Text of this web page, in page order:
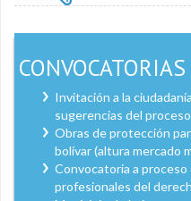
CONVOCATORIAS
Invitación a la
sugerencias del
Obras de protección
bolívar (altura mercado
Convocatoria a
profesionales del